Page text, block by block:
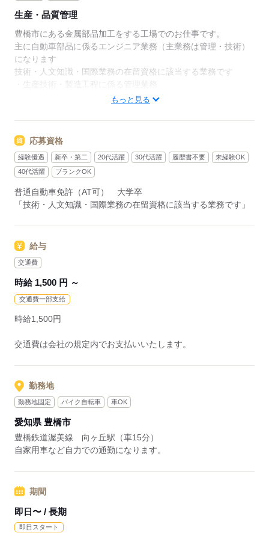
生産・品質管理
豊橋市にある金属部品加工をする工場でのお仕事です。
主に自動車部品に係るエンジニア業務（主業務は管理・技術）
になります
技術・人文知識・国際業務の在留資格に該当する業務です
・生産技術・製造工程に係る管理業務
・技術指導： 日本の高度な技術をワーカーや技術者に教える。
もっと見る
応募資格
経験優遇 新卒・第二 20代活躍 30代活躍 履歴書不要
未経験OK
40代活躍
ブランクOK
普通自動車免許（AT可） 大学卒
「技術・人文知識・国際業務の在留資格に該当する業務です」
給与
交通費
時給 1,500 円 ～
交通費一部支給
時給1,500円
交通費は会社の規定内でお支払いいたします。
勤務地
勤務地固定 バイク自転車 車OK
愛知県 豊橋市
豊橋鉄道渥美線 向ヶ丘駅（車15分）
自家用車など自力での通勤になります。
期間
即日〜 / 長期
即日スタート